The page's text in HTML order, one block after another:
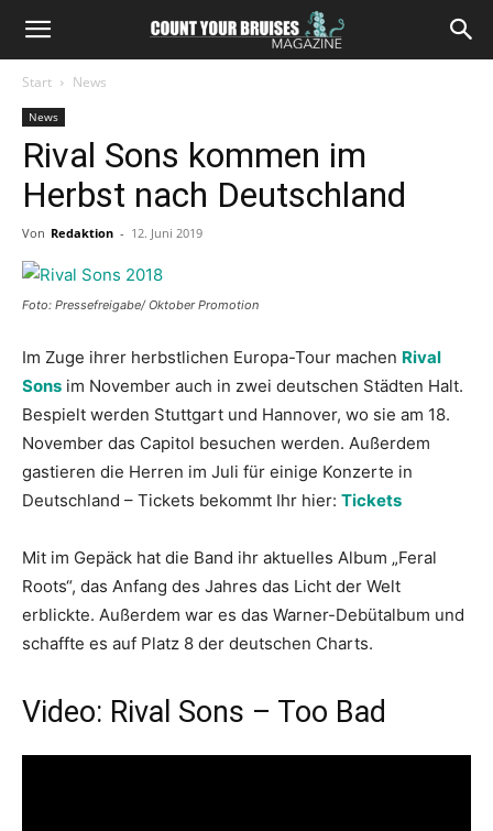
Start News
News
Rival Sons kommen im
Herbst nach Deutschland
Von Redaktion - 12. Juni 2019
Foto: Pressefreigabe/ Oktober Promotion
Im Zuge ihrer herbstlichen Europa-Tour machen Rival
Sons im November auch in zwei deutschen Städten Halt.
Bespielt werden Stuttgart und Hannover, wo sie am 18.
November das Capitol besuchen werden. Außerdem
gastieren die Herren im Juli für einige Konzerte in
Deutschland – Tickets bekommt Ihr hier: Tickets
Mit im Gepäck hat die Band ihr aktuelles Album „Feral
Roots“, das Anfang des Jahres das Licht der Welt
erblickte. Außerdem war es das Warner-Debütalbum und
schaffte es auf Platz 8 der deutschen Charts.
Video: Rival Sons – Too Bad